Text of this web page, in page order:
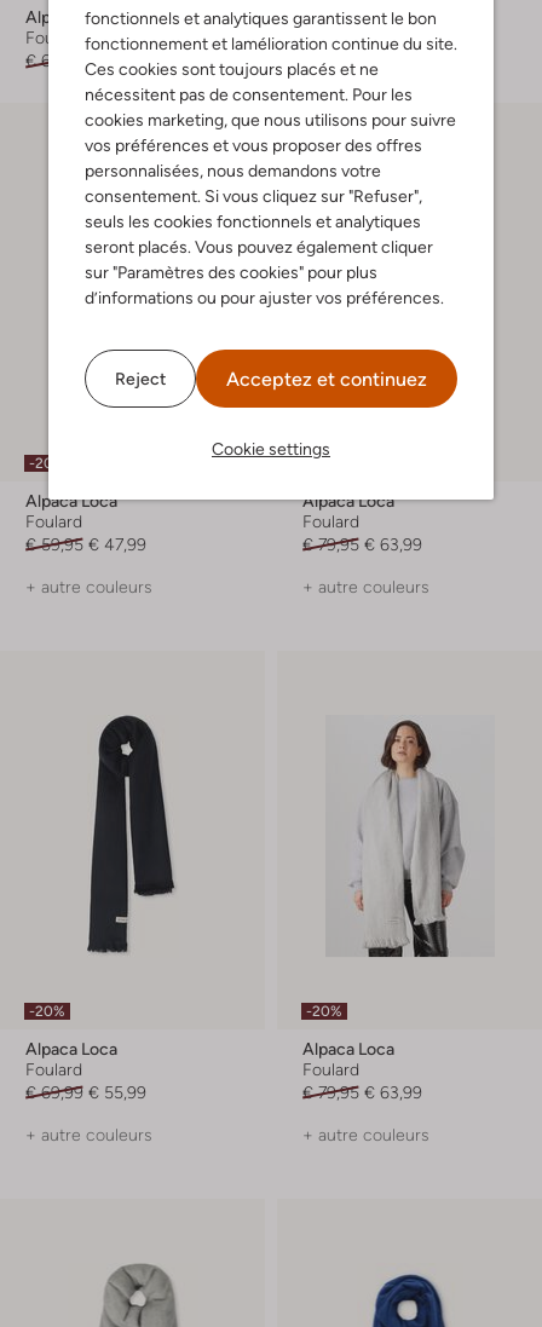
fonctionnels et analytiques garantissent le bon
fonctionnement et lamélioration continue du site.
Ces cookies sont toujours placés et ne
nécessitent pas de consentement. Pour les
cookies marketing, que nous utilisons pour suivre
vos préférences et vous proposer des offres
personnalisées, nous demandons votre
consentement. Si vous cliquez sur "Refuser",
seuls les cookies fonctionnels et analytiques
seront placés. Vous pouvez également cliquer
sur "Paramètres des cookies" pour plus
d’informations ou pour ajuster vos préférences.
Reject Acceptez et continuez
Cookie settings
Alpaca Loca
Foulard
€ 69,95
€ 55,99
Alpaca Loca
Foulard
€ 79,95
-20%
Alpaca Loca
Foulard
€ 59,95 € 47,99
+ autre couleurs
-20%
Alpaca Loca
Foulard
€ 79,95 € 63,99
+ autre couleurs
-20%
Alpaca Loca
Foulard
€ 69,99 € 55,99
+ autre couleurs
-20%
Alpaca Loca
Foulard
€ 79,95 € 63,99
+ autre couleurs